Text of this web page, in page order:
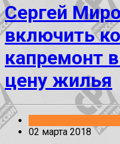
Сергей
включить
капремонт
цену жилья
02 марта 2018